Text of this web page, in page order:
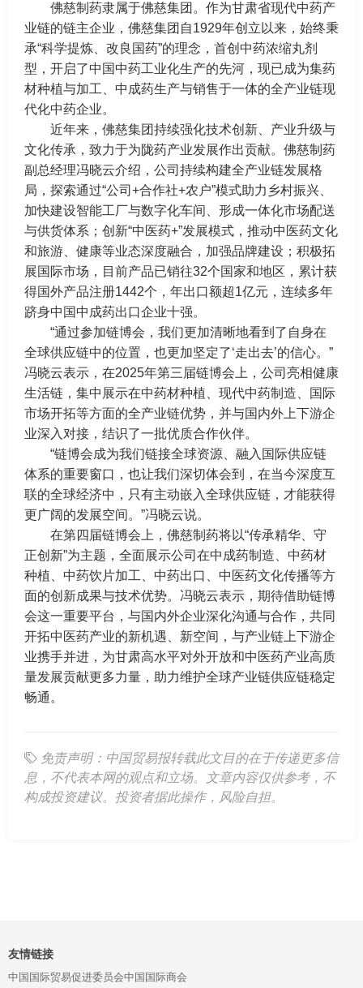
佛慈制药隶属于佛慈集团。作为甘肃省现代中药产
业链的链主企业，佛慈集团自1929年创立以来，始终秉
承“科学提炼、改良国药”的理念，首创中药浓缩丸剂
型，开启了中国中药工业化生产的先河，现已成为集药
材种植与加工、中成药生产与销售于一体的全产业链现
代化中药企业。
近年来，佛慈集团持续强化技术创新、产业升级与
文化传承，致力于为陇药产业发展作出贡献。佛慈制药
副总经理冯晓云介绍，公司持续构建全产业链发展格
局，探索通过“公司+合作社+农户”模式助力乡村振兴、
加快建设智能工厂与数字化车间、形成一体化市场配送
与供货体系；创新“中医药+”发展模式，推动中医药文化
和旅游、健康等业态深度融合，加强品牌建设；积极拓
展国际市场，目前产品已销往32个国家和地区，累计获
得国外产品注册1442个，年出口额超1亿元，连续多年
跻身中国中成药出口企业十强。
“通过参加链博会，我们更加清晰地看到了自身在
全球供应链中的位置，也更加坚定了‘走出去’的信心。”
冯晓云表示，在2025年第三届链博会上，公司亮相健康
生活链，集中展示在中药材种植、现代中药制造、国际
市场开拓等方面的全产业链优势，并与国内外上下游企
业深入对接，结识了一批优质合作伙伴。
“链博会成为我们链接全球资源、融入国际供应链
体系的重要窗口，也让我们深切体会到，在当今深度互
联的全球经济中，只有主动嵌入全球供应链，才能获得
更广阔的发展空间。”冯晓云说。
在第四届链博会上，佛慈制药将以“传承精华、守
正创新”为主题，全面展示公司在中成药制造、中药材
种植、中药饮片加工、中药出口、中医药文化传播等方
面的创新成果与技术优势。冯晓云表示，期待借助链博
会这一重要平台，与国内外企业深化沟通与合作，共同
开拓中医药产业的新机遇、新空间，与产业链上下游企
业携手并进，为甘肃高水平对外开放和中医药产业高质
量发展贡献更多力量，助力维护全球产业链供应链稳定
畅通。
免责声明：中国贸易报转载此文目的在于传递更多信
息，不代表本网的观点和立场。文章内容仅供参考，不
构成投资建议。投资者据此操作，风险自担。
友情链接
中国国际贸易促进委员会中国国际商会